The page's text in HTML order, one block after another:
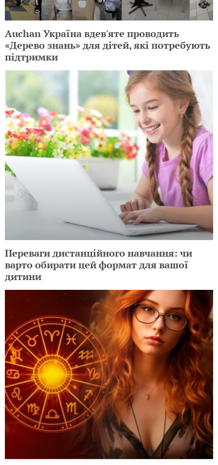
Auchan Україна вдев'яте проводить
«Дерево знань» для дітей, які потребують
підтримки
Переваги дистанційного навчання: чи
варто обирати цей формат для вашої
дитини